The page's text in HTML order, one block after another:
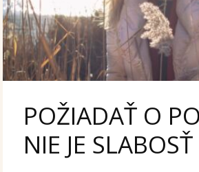
POŽIADAŤ O
NIE JE SLABOSŤ